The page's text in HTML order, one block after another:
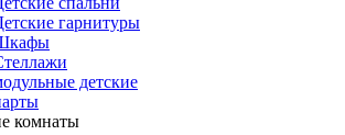
гарнитуры
детские
комнаты